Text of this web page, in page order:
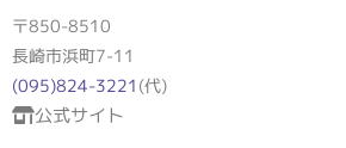
〒850-8510
長崎市浜町7-11
(095)824-3221 (代)
公式サイト